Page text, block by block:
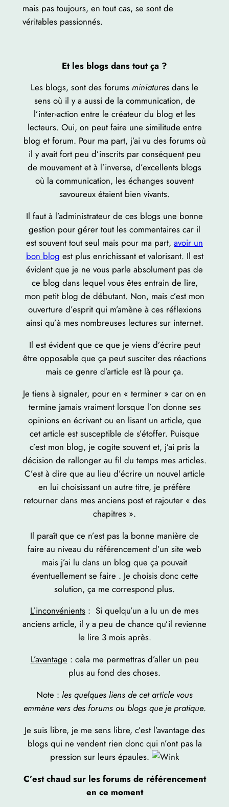
mais pas toujours, en tout cas, se sont de
véritables passionnés.
Et les blogs dans tout ça ?
Les blogs, sont des forums miniatures dans le
sens où il y a aussi de la communication, de
l’inter-action entre le créateur du blog et les
lecteurs. Oui, on peut faire une similitude entre
blog et forum. Pour ma part, j’ai vu des forums où
il y avait fort peu d’inscrits par conséquent peu
de mouvement et à l’inverse, d’excellents blogs
où la communication, les échanges souvent
savoureux étaient bien vivants.
Il faut à l’administrateur de ces blogs une bonne
gestion pour gérer tout les commentaires car il
est souvent tout seul mais pour ma part, avoir un
bon blog est plus enrichissant et valorisant. Il est
évident que je ne vous parle absolument pas de
ce blog dans lequel vous êtes entrain de lire,
mon petit blog de débutant. Non, mais c’est mon
ouverture d’esprit qui m’amène à ces réflexions
ainsi qu’à mes nombreuses lectures sur internet.
Il est évident que ce que je viens d’écrire peut
être opposable que ça peut susciter des réactions
mais ce genre d’article est là pour ça.
Je tiens à signaler, pour en « terminer » car on en
termine jamais vraiment lorsque l’on donne ses
opinions en écrivant ou en lisant un article, que
cet article est susceptible de s’étoffer. Puisque
c’est mon blog, je cogite souvent et, j’ai pris la
décision de rallonger au fil du temps mes articles.
C’est à dire que au lieu d’écrire un nouvel article
en lui choisissant un autre titre, je préfère
retourner dans mes anciens post et rajouter « des
chapitres ».
Il paraît que ce n’est pas la bonne manière de
faire au niveau du référencement d’un site web
mais j’ai lu dans un blog que ça pouvait
éventuellement se faire . Je choisis donc cette
solution, ça me correspond plus.
L’inconvénients : Si quelqu’un a lu un de mes
anciens article, il y a peu de chance qu’il revienne
le lire 3 mois après.
L’avantage : cela me permettras d’aller un peu
plus au fond des choses.
Note : les quelques liens de cet article vous
emmène vers des forums ou blogs que je pratique.
Je suis libre, je me sens libre, c’est l’avantage des
blogs qui ne vendent rien donc qui n’ont pas la
pression sur leurs épaules.
C’est chaud sur les forums de référencement
en ce moment